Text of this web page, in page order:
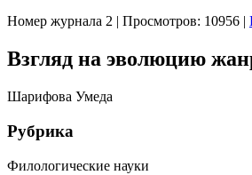
Номер журнала 2
Просмотров: 10956
Взгляд на эволюцию
Шарифова Умеда
Рубрика
Филологические науки